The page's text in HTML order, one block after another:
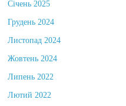
Січень 2025
Грудень 2024
Листопад 2024
Жовтень 2024
Липень 2022
Лютий 2022